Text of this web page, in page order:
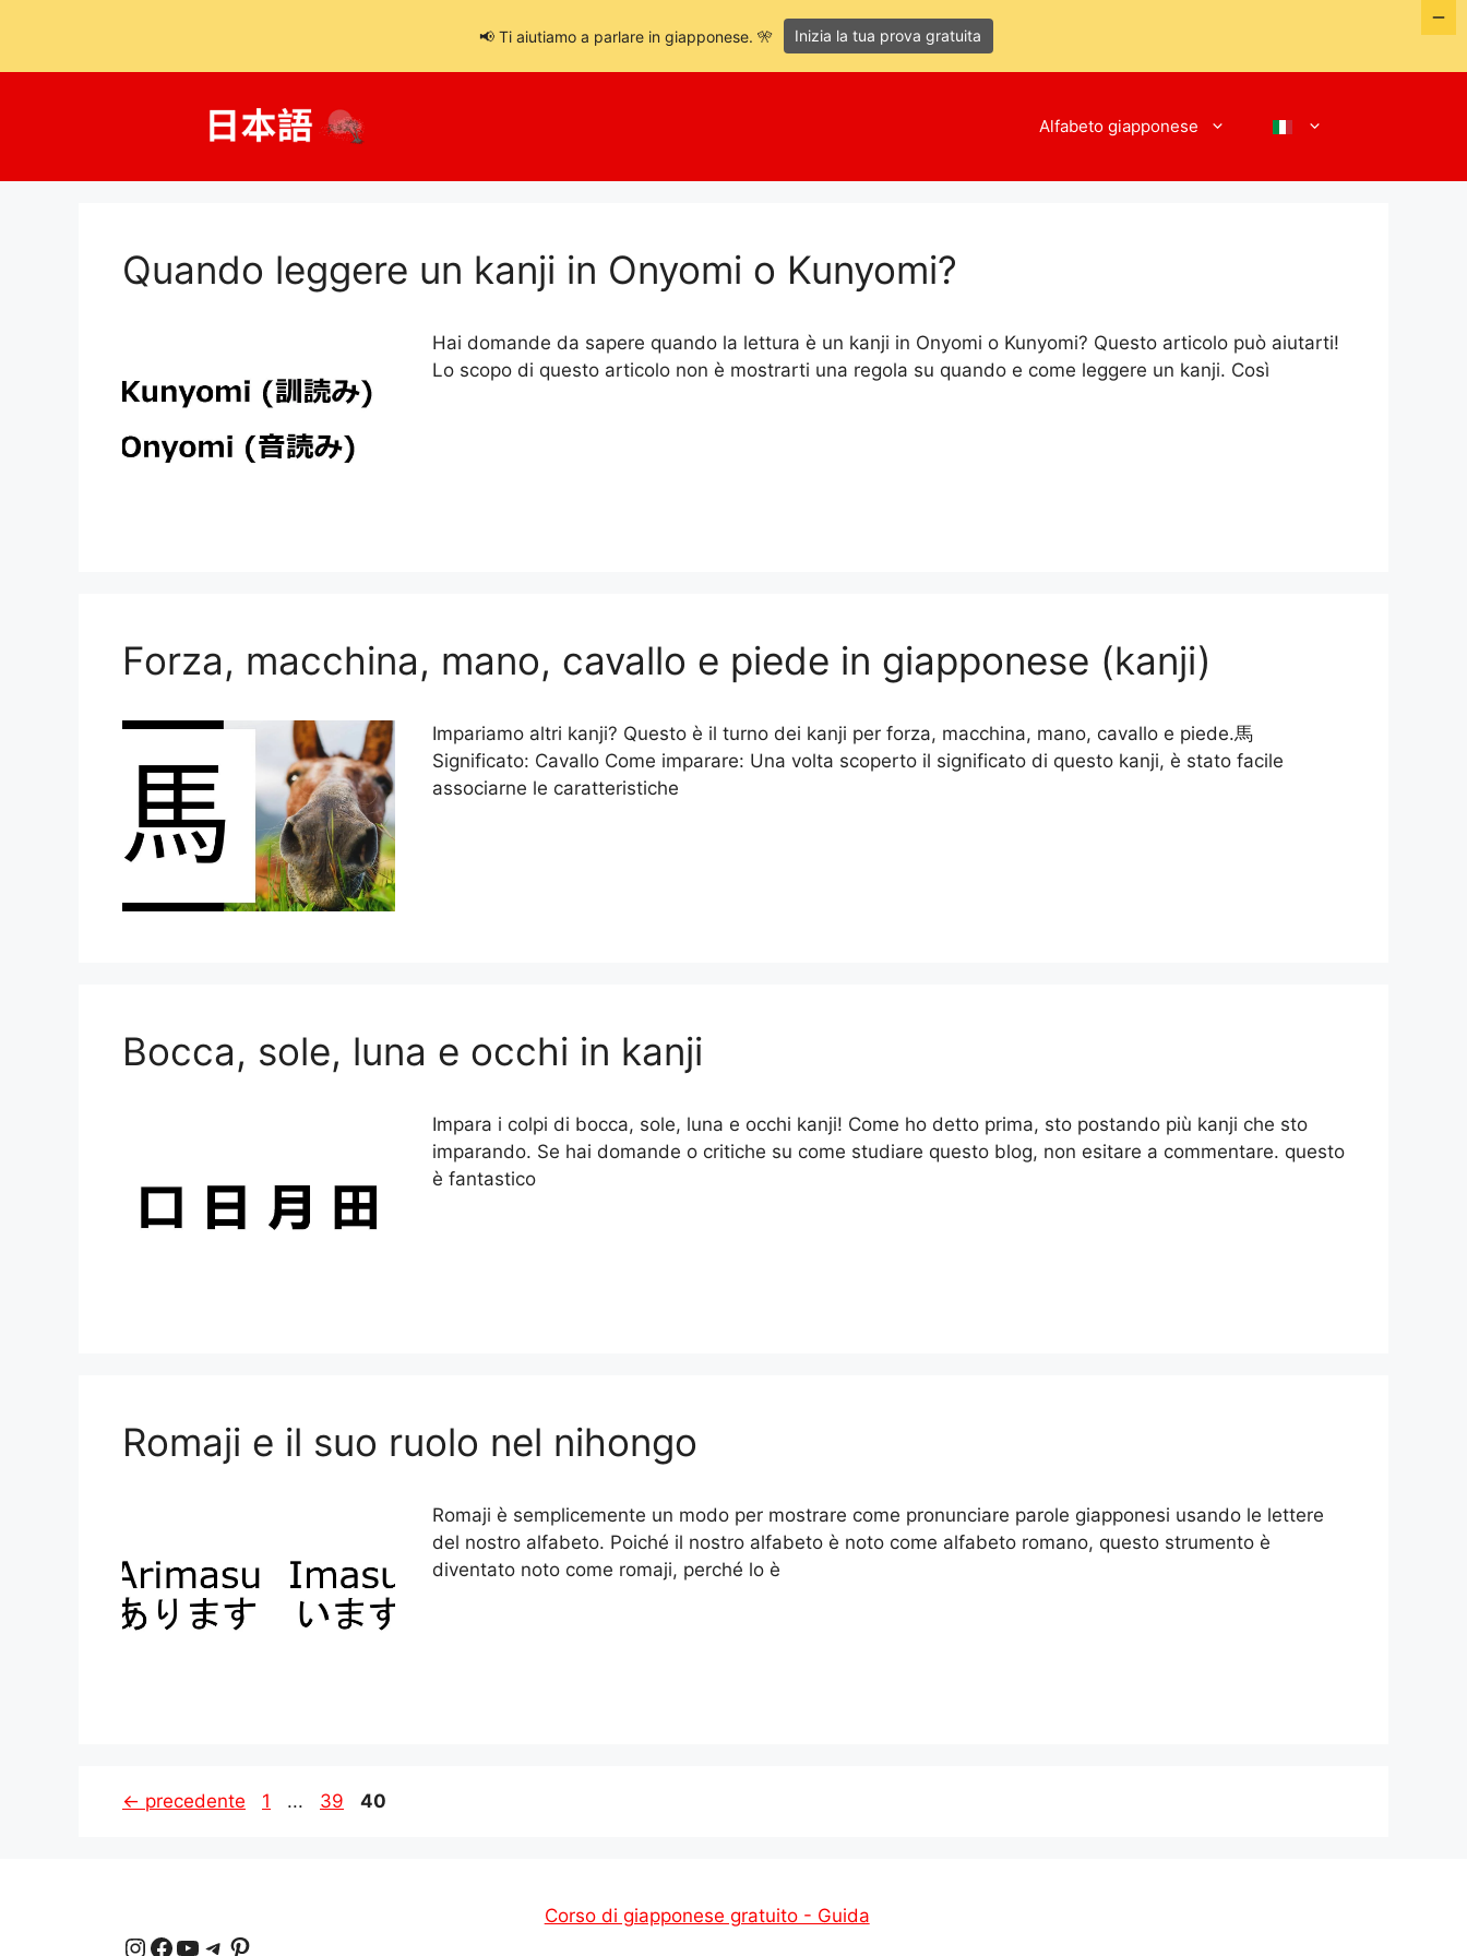
Alfabeto giapponese
Quando leggere un kanji in Onyomi o Kunyomi?
Hai domande da sapere quando la lettura è un kanji in Onyomi o Kunyomi? Questo articolo può aiutarti!
Lo scopo di questo articolo non è mostrarti una regola su quando e come leggere un kanji. Così
Forza, macchina, mano, cavallo e piede in giapponese (kanji)
Impariamo altri kanji? Questo è il turno dei kanji per forza, macchina, mano, cavallo e piede.馬
Significato: Cavallo Come imparare: Una volta scoperto il significato di questo kanji, è stato facile
associarne le caratteristiche
Bocca, sole, luna e occhi in kanji
Impara i colpi di bocca, sole, luna e occhi kanji! Come ho detto prima, sto postando più kanji che sto
imparando. Se hai domande o critiche su come studiare questo blog, non esitare a commentare. questo
è fantastico
Romaji e il suo ruolo nel nihongo
Romaji è semplicemente un modo per mostrare come pronunciare parole giapponesi usando le lettere
del nostro alfabeto. Poiché il nostro alfabeto è noto come alfabeto romano, questo strumento è
diventato noto come romaji, perché lo è
← precedente Pagina
1 ... Pagina
39 Pagina
40
Instagram Facebook YouTube Telegram Pinterest
Corso di giapponese gratuito - Guida
📢 Ti aiutiamo a parlare in giapponese. 🎌 Inizia la tua prova gratuita